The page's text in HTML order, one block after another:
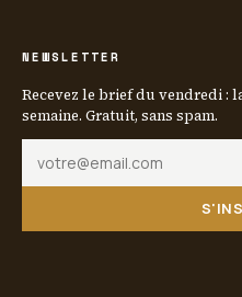
NEWSLETTER
Recevez le brief du vendredi :
semaine. Gratuit, sans spam.